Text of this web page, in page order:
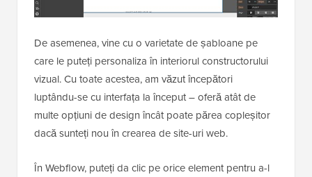
De asemenea, vine cu o varietate de șabloane pe
care le puteți personaliza în interiorul constructorului
vizual. Cu toate acestea, am văzut începători
luptându-se cu interfața la început – oferă atât de
multe opțiuni de design încât poate părea copleșitor
dacă sunteți nou în crearea de site-uri web.
În Webflow, puteți da clic pe orice element pentru a-l